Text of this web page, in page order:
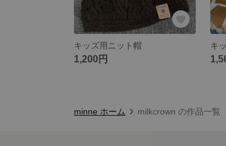
キッズ用ニット帽
1,200円
キ
minne ホーム milkcrown の作品一覧